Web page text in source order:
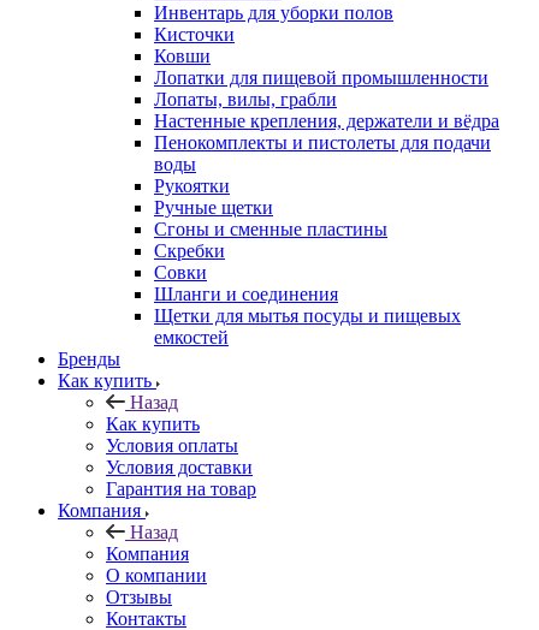
Инвентарь для уборки полов
Кисточки
Ковши
Лопатки для пищевой промышленности
Лопаты, вилы, грабли
Настенные крепления, держатели и вёдра
Пенокомплекты и пистолеты для подачи
воды
Рукоятки
Ручные щетки
Сгоны и сменные пластины
Скребки
Совки
Шланги и соединения
Щетки для мытья посуды и пищевых
емкостей
Бренды
Как купить
Назад
Как купить
Условия оплаты
Условия доставки
Гарантия на товар
Компания
Назад
Компания
О компании
Отзывы
Контакты